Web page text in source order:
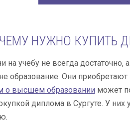
НУЖНО КУПИТЬ
учебу не всегда
Они приобретают
о высшем образовании может
диплома в Сургуте. У